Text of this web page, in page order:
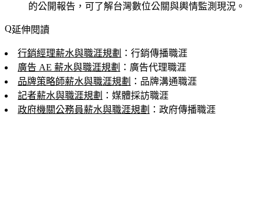
的公開報告，可了解台灣數位公關與輿情監測現況。
延伸閱讀
行銷經理薪水與職涯規劃 ：行銷傳播職涯
廣告 AE 薪水與職涯規劃 ：廣告代理職涯
品牌策略師薪水與職涯規劃 ：品牌溝通職涯
記者薪水與職涯規劃 ：媒體採訪職涯
政府機關公務員薪水與職涯規劃 ：政府傳播職涯